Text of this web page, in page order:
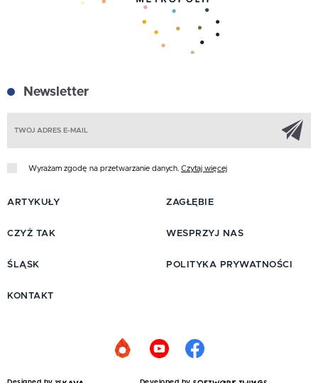
Newsletter
Wyrażam zgodę na przetwarzanie danych. Czytaj więcej
ARTYKUŁY
CZYŻ TAK
ŚLĄSK
ZAGŁĘBIE
WESPRZYJ NAS
POLITYKA PRYWATNOŚCI
KONTAKT